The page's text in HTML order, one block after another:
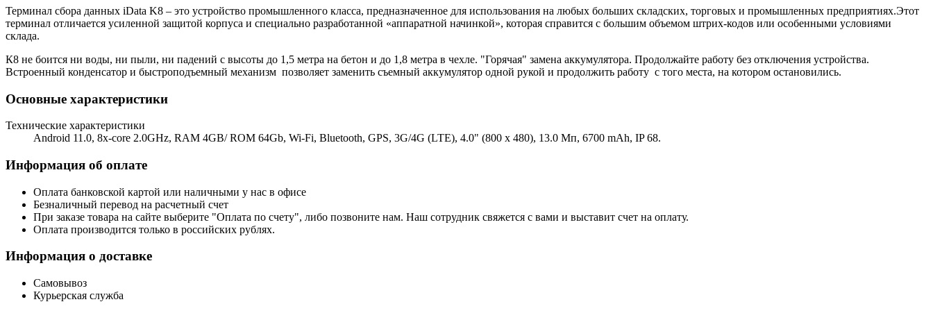
Терминал сбора данных iData K8 – это устройство промышленного класса, предназначенное для использования на любых больших складских, торговых и промышленных предприятиях.Этот
терминал отличается усиленной защитой корпуса и специально разработанной «аппаратной начинкой», которая справится с большим объемом штрих-кодов или особенными условиями
склада.
К8 не боится ни воды, ни пыли, ни падений с высоты до 1,5 метра на бетон и до 1,8 метра в чехле. "Горячая" замена аккумулятора. Продолжайте работу без отключения устройства.
Встроенный конденсатор и быстроподъемный механизм позволяет заменить съемный аккумулятор одной рукой и продолжить работу с того места, на котором остановились.
Основные характеристики
Технические характеристики
Android 11.0, 8x-core 2.0GHz, RAM 4GB/ ROM 64Gb, Wi-Fi, Bluetooth, GPS, 3G/4G (LTE), 4.0" (800 x 480), 13.0 Мп, 6700 mAh, IP 68.
Информация об оплате
Оплата банковской картой или наличными у нас в офисе
Безналичный перевод на расчетный счет
При заказе товара на сайте выберите "Оплата по счету", либо позвоните нам. Наш сотрудник свяжется с вами и выставит счет на оплату.
Оплата производится только в российских рублях.
Информация о доставке
Самовывоз
Курьерская служба